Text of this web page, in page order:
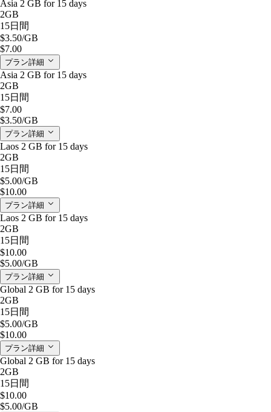
Asia 2 GB for 15 days
2GB
15日間
$3.50/GB
$7.00
プラン詳細
Asia 2 GB for 15 days
2GB
15日間
$7.00
$3.50/GB
プラン詳細
Laos 2 GB for 15 days
2GB
15日間
$5.00/GB
$10.00
プラン詳細
Laos 2 GB for 15 days
2GB
15日間
$10.00
$5.00/GB
プラン詳細
Global 2 GB for 15 days
2GB
15日間
$5.00/GB
$10.00
プラン詳細
Global 2 GB for 15 days
2GB
15日間
$10.00
$5.00/GB